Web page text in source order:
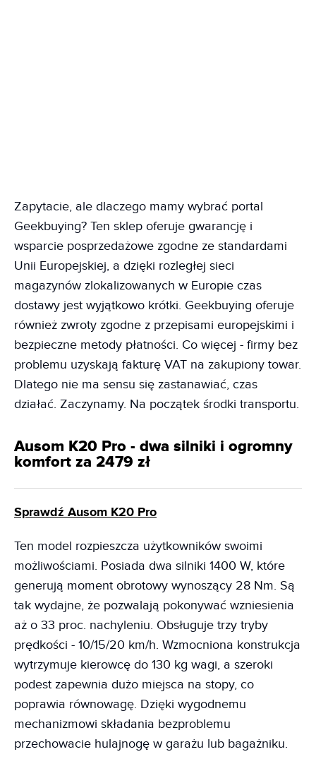
Zapytacie, ale dlaczego mamy wybrać portal
Geekbuying? Ten sklep oferuje gwarancję i
wsparcie posprzedażowe zgodne ze standardami
Unii Europejskiej, a dzięki rozległej sieci
magazynów zlokalizowanych w Europie czas
dostawy jest wyjątkowo krótki. Geekbuying oferuje
również zwroty zgodne z przepisami europejskimi i
bezpieczne metody płatności. Co więcej - firmy bez
problemu uzyskają fakturę VAT na zakupiony towar.
Dlatego nie ma sensu się zastanawiać, czas
działać. Zaczynamy. Na początek środki transportu.
Ausom K20 Pro - dwa silniki i ogromny
komfort za 2479 zł
Sprawdź Ausom K20 Pro
Ten model rozpieszcza użytkowników swoimi
możliwościami. Posiada dwa silniki 1400 W, które
generują moment obrotowy wynoszący 28 Nm. Są
tak wydajne, że pozwalają pokonywać wzniesienia
aż o 33 proc. nachyleniu. Obsługuje trzy tryby
prędkości - 10/15/20 km/h. Wzmocniona konstrukcja
wytrzymuje kierowcę do 130 kg wagi, a szeroki
podest zapewnia dużo miejsca na stopy, co
poprawia równowagę. Dzięki wygodnemu
mechanizmowi składania bezproblemu
przechowacie hulajnogę w garażu lub bagażniku.